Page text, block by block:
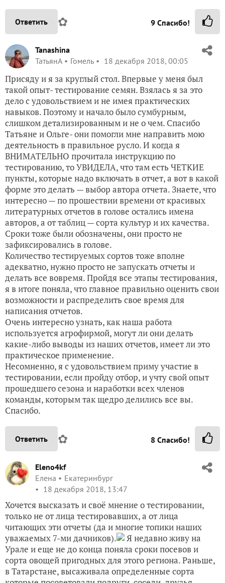
Ответить ✿ 9 Спасибо!
Tanashina
ТатьянА
Гомель 18 декабря 2018, 00:05
Присяду и я за круглый стол. Впервые у меня был
такой опыт- тестирование семян. Взялась я за это
дело с удовольствием и не имея практических
навыков. Поэтому и начало было сумбурным,
слишком детализированным и не о чем. Спасибо
Татьяне и Ольге- они помогли мне направить мою
деятельность в правильное русло. И когда я
ВНИМАТЕЛЬНО прочитала инструкцию по
тестированию, то УВИДЕЛА, что там есть ЧЕТКИЕ
пункты, которые надо включать в отчет, а вот в какой
форме это делать — выбор автора отчета. Знаете, что
интересно — по прошествии времени от красивых
литературных отчетов в голове остались имена
авторов, а от таблиц — сорта культур и их качества.
Сроки тоже были обозначены, они просто не
зафиксировались в голове.
Количество тестируемых сортов тоже вполне
адекватно, нужно просто не запускать отчеты и
делать все вовремя. Пройдя все этапы тестирования,
я в итоге поняла, что главное правильно оценить свои
возможности и распределить свое время для
написания отчетов.
Очень интересно узнать, как наша работа
используется агрофирмой, могут ли они делать
какие-либо выводы из наших отчетов, имеет ли это
практическое применение.
Несомненно, я с удовольствием приму участие в
тестировании, если пройду отбор, и учту свой опыт
прошедшего сезона и наработки всех членов
команды, которым так щедро делились все вы.
Спасибо.
Ответить ✿ 8 Спасибо!
Eleno4kf
Елена
Екатеринбург
18 декабря 2018, 13:47
Хочется высказать и своё мнение о тестировании,
только не от лица тестировавших, а от лица
читающих эти отчеты (да и многие топики наших
уважаемых 7-ми дачников).
Я недавно живу на
Урале и еще не до конца поняла сроки посевов и
сорта овощей пригодных для этого региона. Раньше,
в Татарстане, высаживала определенные сорта